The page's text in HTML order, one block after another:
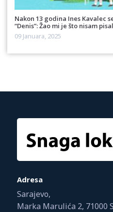
Nakon 13 godina Ines Kavalec
“Denis”: Žao mi je što nisam
09 Januara, 2025
Adresa
Sarajevo,
Marka Marulića 2, 71000